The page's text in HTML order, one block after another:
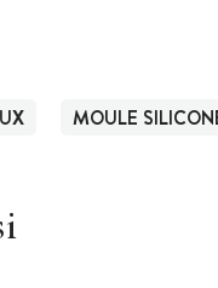
MOULE